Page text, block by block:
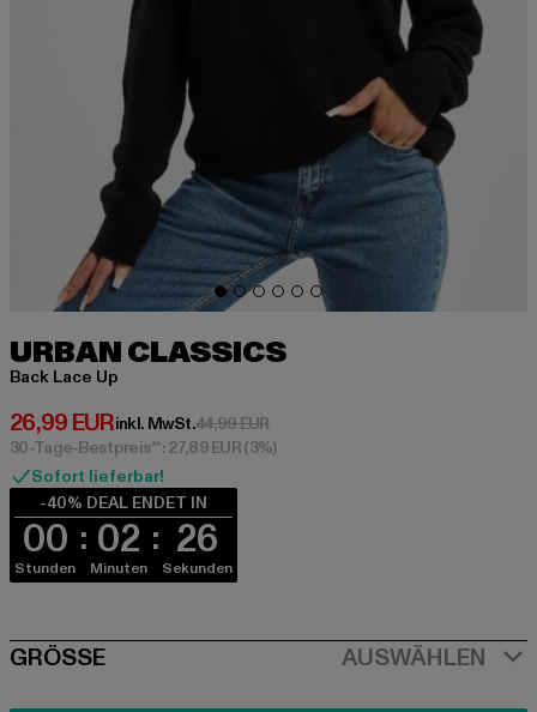
URBAN CLASSICS
Back Lace Up
26,99 EUR
Derzeitiger Preis: 26,99 EUR
inkl. MwSt.44,99 EURAktionspreis: 44,99 EUR
30-Tage-Bestpreis**: 27,89 EUR(3%)
Sofort lieferbar!
-40% DEAL ENDET IN
00
Stunden
02
Minuten
26
Sekunden
SIZE
GRÖSSE AUSWÄHLEN